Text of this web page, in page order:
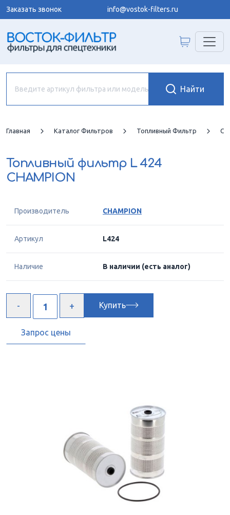
Заказать звонок info@vostok-filters.ru
Главная Каталог Фильтров Топливный Фильтр
Топливный фильтр L 424
CHAMPION
Производитель CHAMPION
Артикул L424
Наличие В наличии (есть аналог)
Купить
Запрос цены